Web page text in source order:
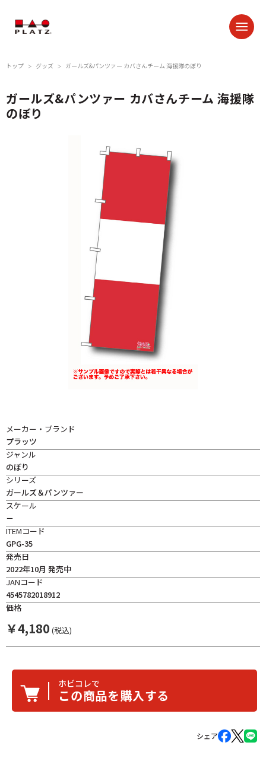
トップ ＞ グッズ ＞ ガールズ&パンツァー カバさんチーム 海援隊のぼり
ガールズ&パンツァー カバさんチーム 海援隊
のぼり
メーカー・ブランド
プラッツ
ジャンル
のぼり
シリーズ
ガールズ＆パンツァー
スケール
－
ITEMコード
GPG-35
発売日
2022年10月 発売中
JANコード
4545782018912
価格
￥4,180 (税込)
ホビコレで
この商品を購入する
シェア